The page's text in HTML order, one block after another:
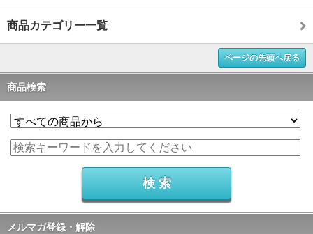
商品カテゴリー一覧
ページの先頭へ戻る
商品検索
メルマガ登録・解除